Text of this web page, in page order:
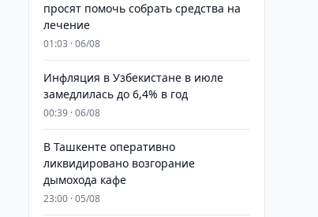
просят помочь собрать средства на
лечение
01:03 · 06/08
Инфляция в Узбекистане в июле
замедлилась до 6,4% в год
00:39 · 06/08
В Ташкенте оперативно
ликвидировано возгорание
дымохода кафе
23:00 · 05/08